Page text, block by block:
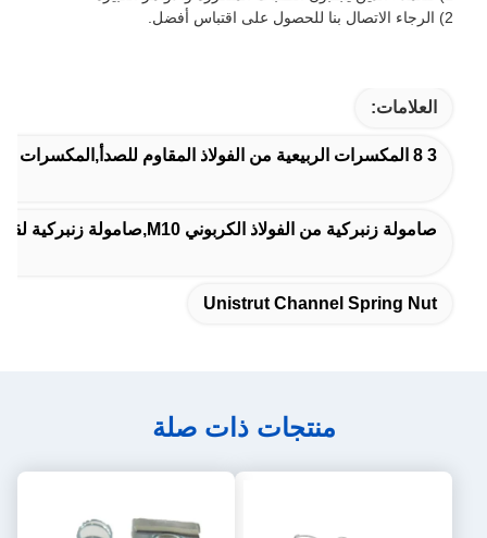
العلامات:
3 8 المكسرات الربيعية من الفولاذ المقاوم للصدأ,المكسرات الجناحية المملوءة بالربيع,3/8 بوصة. قناة القوس الربيعي الجوز 5 حزمة
صامولة زنبركية من الفولاذ الكربوني M10,صامولة زنبركية لقطاع القناة الفولاذي M12,مشبك زنبركي من الفولاذ الكربوني للقناة
Unistrut Channel Spring Nut
منتجات ذات صلة